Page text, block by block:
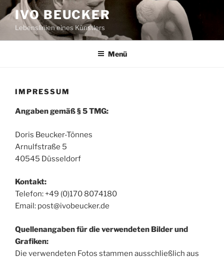
Zum
Inhalt
springen
IVO BEUCKER
Lebenslinien eines Künstlers
Menü
IMPRESSUM
Angaben gemäß § 5 TMG:
Doris Beucker-Tönnes
Arnulfstraße 5
40545 Düsseldorf
Kontakt:
Telefon: +49 (0)170 8074180
Email: post@ivobeucker.de
Quellenangaben für die verwendeten Bilder und
Grafiken:
Die verwendeten Fotos stammen ausschließlich aus